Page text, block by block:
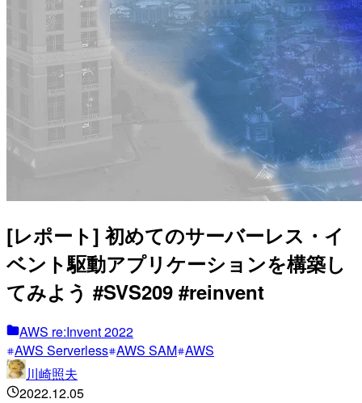
[レポート] 初めてのサーバーレス・イ
ベント駆動アプリケーションを構築し
てみよう #SVS209 #reinvent
AWS re:Invent 2022
AWS Serverless AWS SAM AWS
川崎照夫
2022.12.05